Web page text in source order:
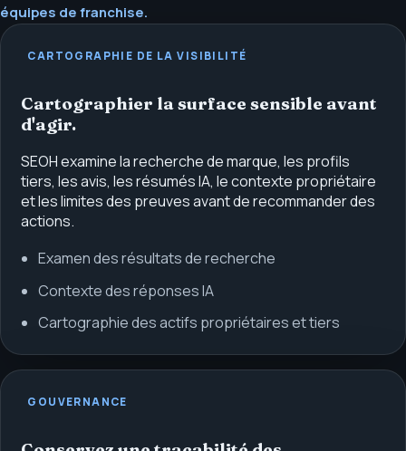
équipes de franchise.
CARTOGRAPHIE DE LA VISIBILITÉ
Cartographier la surface sensible avant
d'agir.
SEOH examine la recherche de marque, les profils
tiers, les avis, les résumés IA, le contexte propriétaire
et les limites des preuves avant de recommander des
actions.
Examen des résultats de recherche
Contexte des réponses IA
Cartographie des actifs propriétaires et tiers
GOUVERNANCE